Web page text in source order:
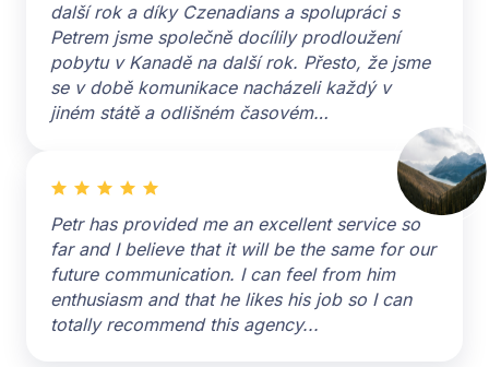
další rok a díky Czenadians a spolupráci s
Petrem jsme společně docílily prodloužení
pobytu v Kanadě na další rok. Přesto, že jsme
se v době komunikace nacházeli každý v
jiném státě a odlišném časovém…
Petr has provided me an excellent service so
far and I believe that it will be the same for our
future communication. I can feel from him
enthusiasm and that he likes his job so I can
totally recommend this agency...